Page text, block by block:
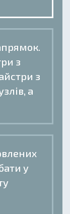
з
з
а
у